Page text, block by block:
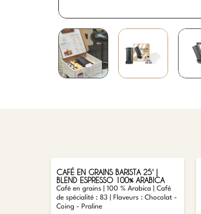
CAFÉ EN GRAINS BARISTA 25' |
BLEND ESPRESSO 100% ARABICA
Café en grains | 100 % Arabica | Café
de spécialité : 83 | Flaveurs : Chocolat -
Coing - Praline